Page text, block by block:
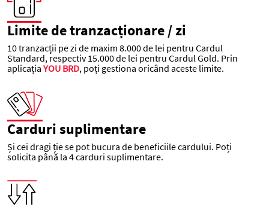
Limite de tranzacționare / zi
10 tranzacții pe zi de maxim 8.000 de lei pentru Cardul
Standard, respectiv 15.000 de lei pentru Cardul Gold. Prin
aplicația YOU BRD, poți gestiona oricând aceste limite.
Carduri suplimentare
Și cei dragi ție se pot bucura de beneficiile cardului. Poți
solicita până la 4 carduri suplimentare.